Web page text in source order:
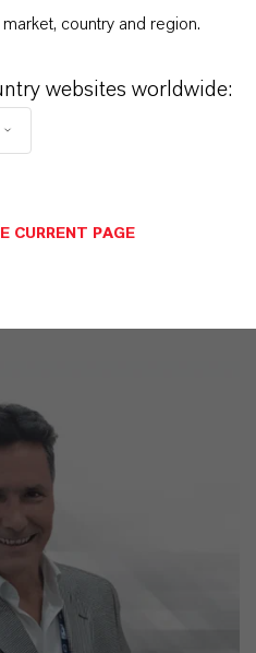
SIE: UNSERE
country and region.
websites worldwide:
CURRENT PAGE